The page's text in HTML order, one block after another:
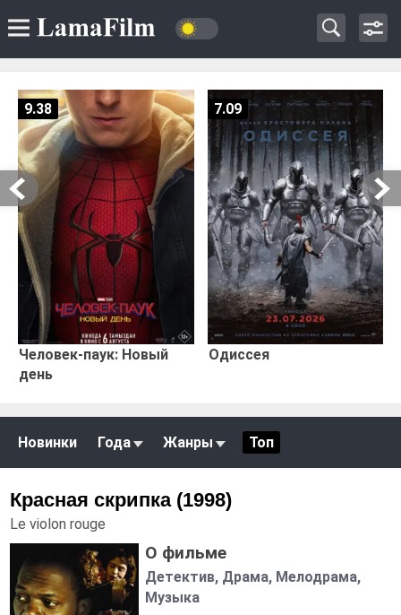
Человек-паук: Новый
день
9.38
Одиссея
7.09
Новинки Года Жанры Топ
Красная скрипка (1998)
Le violon rouge
О фильме
Детектив, Драма, Мелодрама,
Музыка